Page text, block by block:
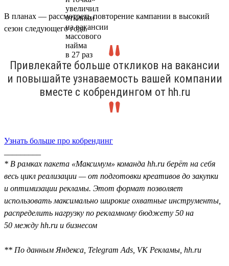
В планах — рассмотреть повторение кампании в высокий
сезон следующего года.
Привлекайте больше откликов на вакансии
и повышайте узнаваемость вашей компании
вместе с кобрендингом от hh.ru
Узнать больше про кобрендинг
* В рамках пакета «Максимум» команда hh.ru берёт на себя
весь цикл реализации — от подготовки креативов до закупки
и оптимизации рекламы. Этот формат позволяет
использовать максимально широкие охватные инструменты,
распределить нагрузку по рекламному бюджету 50 на
50 между hh.ru и бизнесом
** По данным Яндекса, Telegram Ads, VK Рекламы, hh.ru